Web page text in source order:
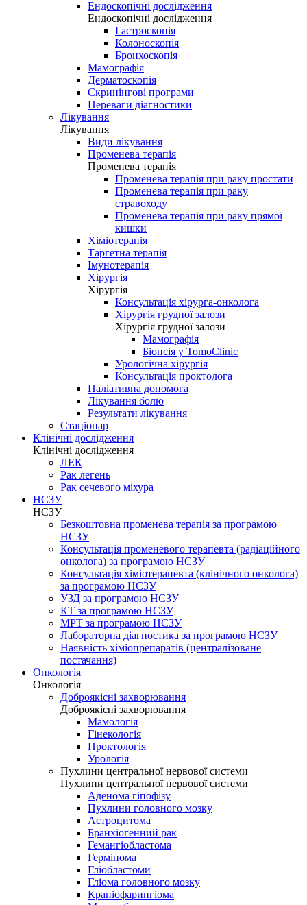
Ендоскопічні дослідження
Ендоскопічні дослідження
Гастроскопія
Колоноскопія
Бронхоскопія
Мамографія
Дерматоскопія
Скринінгові програми
Переваги діагностики
Лікування
Лікування
Види лікування
Променева терапія
Променева терапія
Променева терапія при раку простати
Променева терапія при раку
стравоходу
Променева терапія при раку прямої
кишки
Хіміотерапія
Таргетна терапія
Імунотерапія
Хірургія
Хірургія
Консультація хірурга-онколога
Хірургія грудної залози
Хірургія грудної залози
Мамографія
Біопсія у TomoClinic
Урологічна хірургія
Консультація проктолога
Паліативна допомога
Лікування болю
Результати лікування
Стаціонар
Клінічні дослідження
Клінічні дослідження
ЛЕК
Рак легень
Рак сечевого міхура
НСЗУ
НСЗУ
Безкоштовна променева терапія за програмою
НСЗУ
Консультація променевого терапевта (радіаційного
онколога) за програмою НСЗУ
Консультація хіміотерапевта (клінічного онколога)
за програмою НСЗУ
УЗД за програмою НСЗУ
КТ за програмою НСЗУ
МРТ за програмою НСЗУ
Лабораторна діагностика за програмою НСЗУ
Наявність хіміопрепаратів (централізоване
постачання)
Онкологія
Онкологія
Доброякісні захворювання
Доброякісні захворювання
Мамологія
Гінекологія
Проктологія
Урологія
Пухлини центральної нервової системи
Пухлини центральної нервової системи
Аденома гіпофізу
Пухлини головного мозку
Астроцитома
Бранхіогенний рак
Гемангіобластома
Гермінома
Гліобластоми
Гліома головного мозку
Краніофарингіома